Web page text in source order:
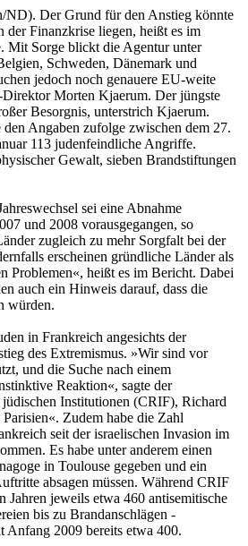
ND). Der Grund für den Anstieg könnte
Finanzkrise liegen, heißt es im
Mit Sorge blickt die Agentur unter
Schweden, Dänemark und
jedoch noch genauere EU-weite
Morten Kjaerum. Der jüngste
Besorgnis, unterstrich Kjaerum.
Angaben zufolge zwischen dem 27.
113 judenfeindliche Angriffe.
Gewalt, sieben Brandstiftungen
sei eine Abnahme
und 2008 vorausgegangen, so
zugleich zu mehr Sorgfalt bei der
erscheinen gründliche Länder als
Problemen«, heißt es im Bericht. Dabei
auch ein Hinweis darauf, dass die
würden.
in Frankreich angesichts der
des Extremismus. »Wir sind vor
und die Suche nach einem
Reaktion«, sagte der
jüdischen Institutionen (CRIF), Richard
Zudem habe die Zahl
seit der israelischen Invasion im
Es habe unter anderem einen
in Toulouse gegeben und ein
absagen müssen. Während CRIF
Jahren jeweils etwa 460 antisemitische
bis zu Brandanschlägen -
Anfang 2009 bereits etwa 400.